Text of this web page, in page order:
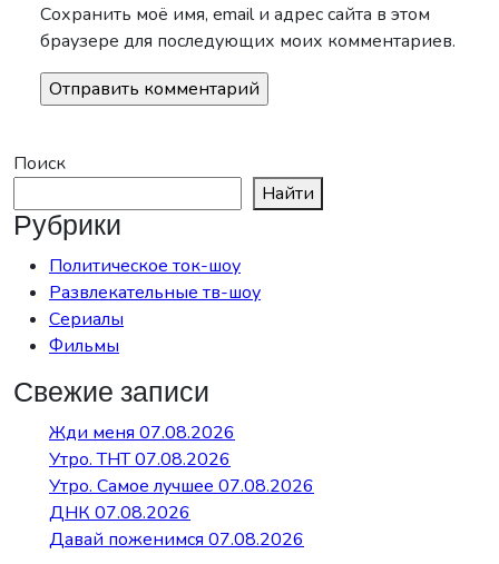
Сохранить моё имя, email и адрес сайта в этом
браузере для последующих моих комментариев.
Поиск
Найти
Рубрики
Политическое ток-шоу
Развлекательные тв-шоу
Сериалы
Фильмы
Свежие записи
Жди меня 07.08.2026
Утро. ТНТ 07.08.2026
Утро. Самое лучшее 07.08.2026
ДНК 07.08.2026
Давай поженимся 07.08.2026